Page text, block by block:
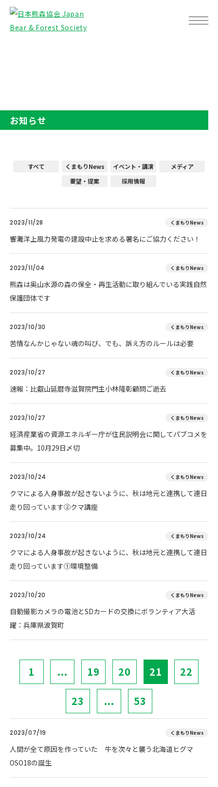
お知らせ
すべて くまもりNews イベント・講演
メディア
要望・提案
採用情報
2023/11/28 くまもりNews
響灘洋上風力発電の建設中止を求める署名にご協力ください！
2023/11/04 くまもりNews
熊森は奥山水源の森の保全・再生活動に取り組んでいる実践自然
保護団体です
2023/10/30 くまもりNews
苦情なんかじゃない魂の叫び、でも、訴え方のルールは必要
2023/10/27 くまもりNews
速報：比叡山延暦寺滋賀院門主小林隆彰顧問ご逝去
2023/10/27 くまもりNews
経済産業省の資源エネルギー庁が住民説明会に関してパブコメを
募集中。10月29日〆切
2023/10/24 くまもりNews
クマによる人身事故が起きないように、秋は地元と連携して連日
走り回っています②クマ講座
2023/10/24 くまもりNews
クマによる人身事故が起きないように、秋は地元と連携して連日
走り回っています①環境整備
2023/10/20 くまもりNews
自動撮影カメラの電池とSDカードの交換にボランティア大活
躍：兵庫県波賀町
1 ... 19 20 21 22
23 ... 53
2023/07/19 くまもりNews
人間が全て原因を作っていた 牛を次々と襲う北海道ヒグマ
OSO18の誕生